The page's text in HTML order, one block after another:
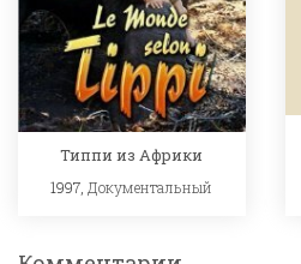
Типпи из Африки
1997,Документальный